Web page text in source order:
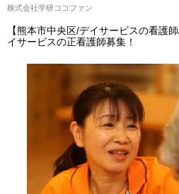
株式会社学研ココファン
【熊本市中央区/デイサービスの看護
イサービスの正看護師募集！